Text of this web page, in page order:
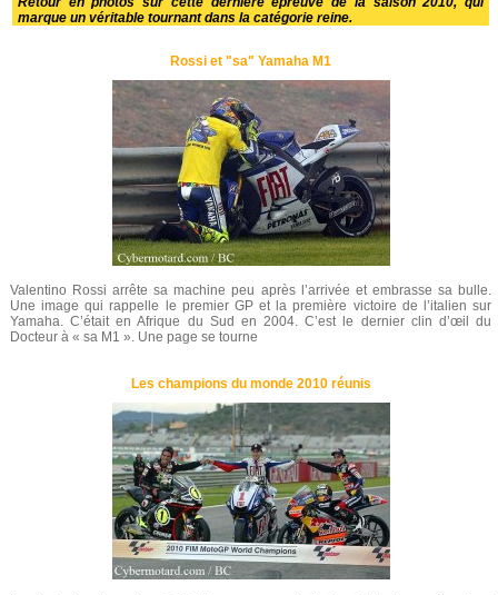
marque un véritable tournant dans la catégorie reine.
Rossi et "sa" Yamaha M1
Valentino Rossi arrête sa machine peu après l’arrivée et embrasse sa bulle.
Une image qui rappelle le premier GP et la première victoire de l’italien sur
Yamaha. C’était en Afrique du Sud en 2004. C’est le dernier clin d’œil du
Docteur à « sa M1 ». Une page se tourne
Les champions du monde 2010 réunis